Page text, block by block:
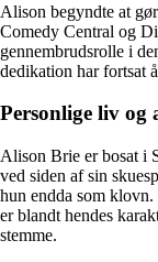
Alison begyndte at
Comedy Central og
gennembrudsrolle i
dedikation har fortsat
Personlige liv og
Alison Brie er bosat i
ved siden af sin
hun endda som
er blandt hendes
stemme.